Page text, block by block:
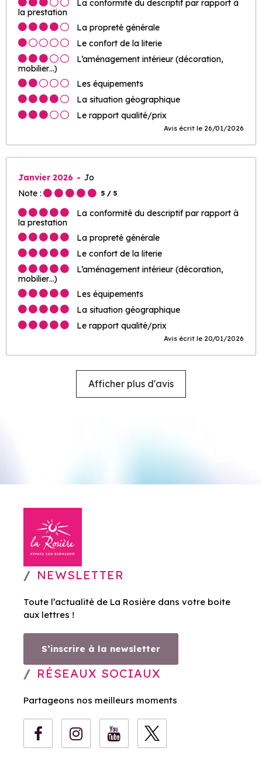
La conformité du descriptif par rapport à
la prestation
La propreté générale
Le confort de la literie
L’aménagement intérieur (décoration,
mobilier…)
Les équipements
La situation géographique
Le rapport qualité/prix
Avis écrit le 26/01/2026
Janvier 2026
Jo
Note :
5 / 5
La conformité du descriptif par rapport à
la prestation
La propreté générale
Le confort de la literie
L’aménagement intérieur (décoration,
mobilier…)
Les équipements
La situation géographique
Le rapport qualité/prix
Avis écrit le 20/01/2026
Afficher plus d'avis
NEWSLETTER
Toute l’actualité de La Rosière dans votre boite
aux lettres !
S’inscrire à la newsletter
RÉSEAUX SOCIAUX
Partageons nos meilleurs moments